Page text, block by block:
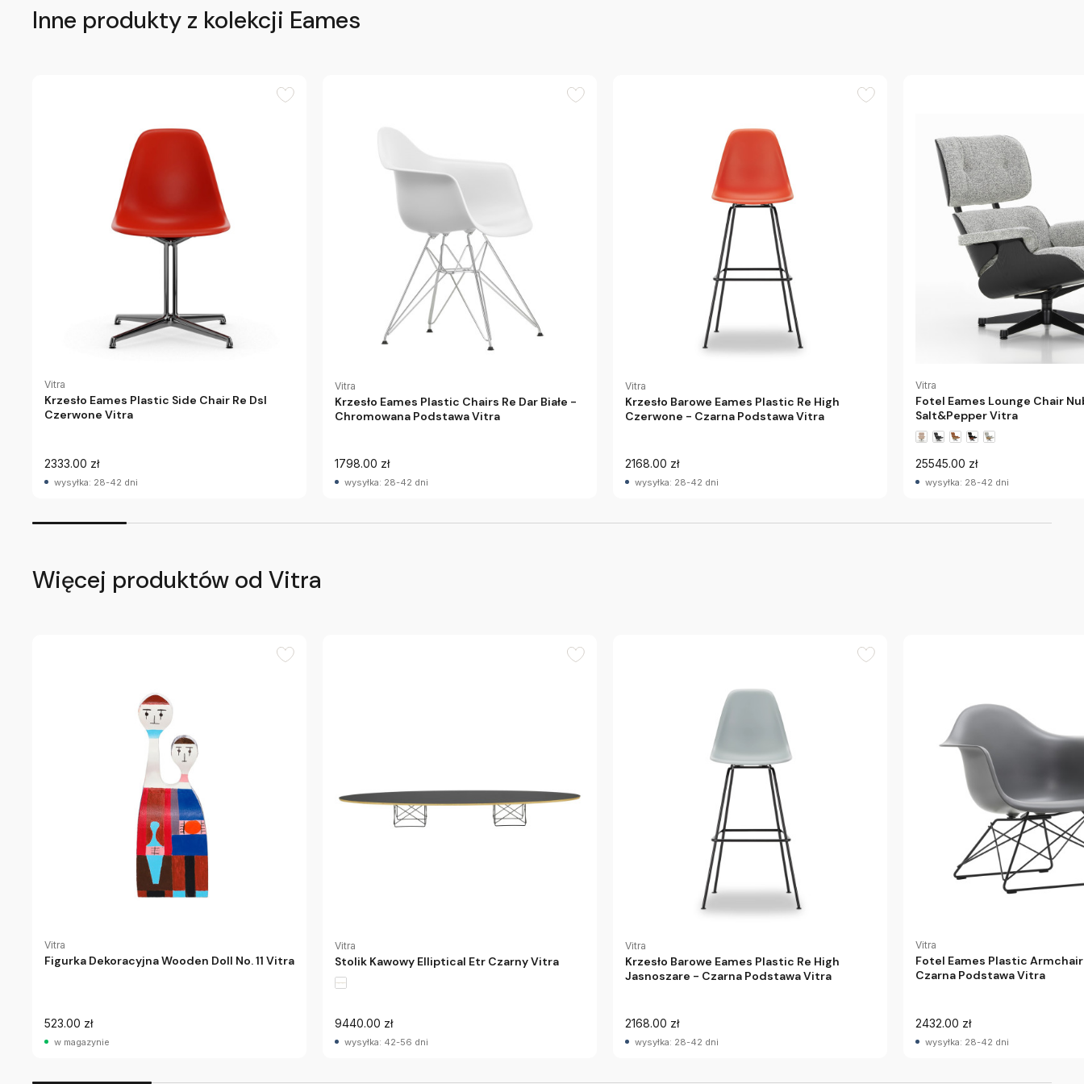
Inne produkty z kolekcji Eames
Vitra
Krzesło Eames Plastic Side Chair Re Dsl
Czerwone Vitra
2333.00 zł
wysyłka: 28-42 dni
Vitra
Krzesło Eames Plastic Chairs Re Dar Białe -
Chromowana Podstawa Vitra
1798.00 zł
wysyłka: 28-42 dni
Vitra
Krzesło Barowe Eames Plastic Re High
Czerwone - Czarna Podstawa Vitra
2168.00 zł
wysyłka: 28-42 dni
Vitra
Fotel Eames Lounge Chair
Salt&Pepper Vitra
25545.00 zł
wysyłka: 28-42 dni
Więcej produktów od Vitra
Vitra
Figurka Dekoracyjna Wooden Doll No. 11 Vitra
523.00 zł
w magazynie
Vitra
Stolik Kawowy Elliptical Etr Czarny Vitra
9440.00 zł
wysyłka: 42-56 dni
Vitra
Krzesło Barowe Eames Plastic Re High
Jasnoszare - Czarna Podstawa Vitra
2168.00 zł
wysyłka: 28-42 dni
Vitra
Fotel Eames Plastic
Czarna Podstawa Vitra
2432.00 zł
wysyłka: 28-42 dni